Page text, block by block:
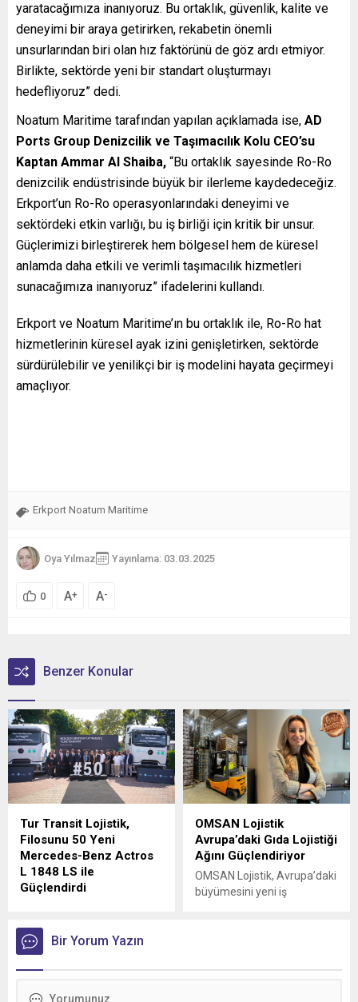
yaratacağımıza inanıyoruz. Bu ortaklık, güvenlik, kalite ve
deneyimi bir araya getirirken, rekabetin önemli
unsurlarından biri olan hız faktörünü de göz ardı etmiyor.
Birlikte, sektörde yeni bir standart oluşturmayı
hedefliyoruz” dedi.
Noatum Maritime tarafından yapılan açıklamada ise, AD
Ports Group Denizcilik ve Taşımacılık Kolu CEO’su
Kaptan Ammar Al Shaiba, “Bu ortaklık sayesinde Ro-Ro
denizcilik endüstrisinde büyük bir ilerleme kaydedeceğiz.
Erkport’un Ro-Ro operasyonlarındaki deneyimi ve
sektördeki etkin varlığı, bu iş birliği için kritik bir unsur.
Güçlerimizi birleştirerek hem bölgesel hem de küresel
anlamda daha etkili ve verimli taşımacılık hizmetleri
sunacağımıza inanıyoruz” ifadelerini kullandı.
Erkport ve Noatum Maritime’ın bu ortaklık ile, Ro-Ro hat
hizmetlerinin küresel ayak izini genişletirken, sektörde
sürdürülebilir ve yenilikçi bir iş modelini hayata geçirmeyi
amaçlıyor.
Erkport Noatum Maritime
Oya Yılmaz Yayınlama: 03.03.2025
0 A+ A-
Benzer Konular
Tur Transit Lojistik,
Filosunu 50 Yeni
Mercedes-Benz Actros
L 1848 LS ile
Güçlendirdi
lojistik alanında faaliyet
gösteren Tur Transit
Lojistik’e 50 adet Mercedes-
OMSAN Lojistik
Avrupa’daki Gıda Lojistiği
Ağını Güçlendiriyor
OMSAN Lojistik, Avrupa’daki
büyümesini yeni iş
Bir Yorum Yazın